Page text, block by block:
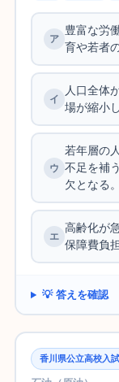
豊富な労
育や若者
人口全体
場が縮小
若年層の
不足を補
欠となる。
高齢化が
保障費負
💡 答えを確認
香川県公立高校入